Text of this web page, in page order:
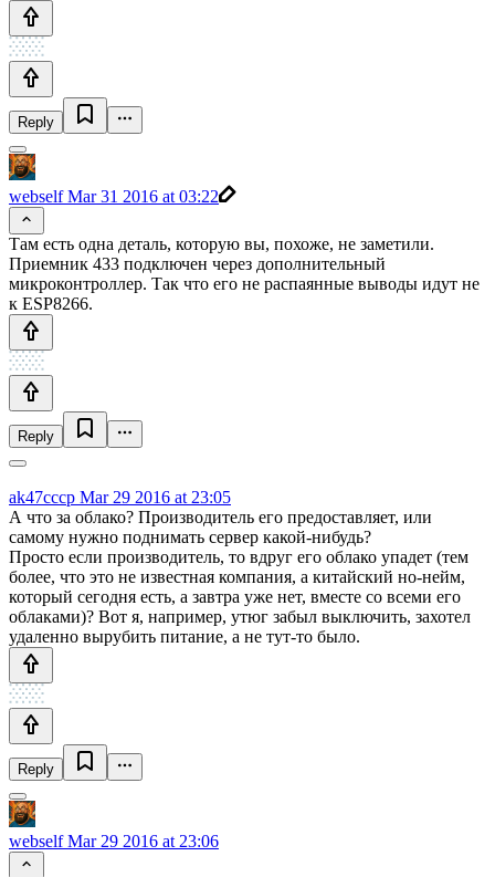
Reply
webselfMar 31 2016 at 03:22
Там есть одна деталь, которую вы, похоже, не заметили.
Приемник 433 подключен через дополнительный
микроконтроллер. Так что его не распаянные выводы идут не
к ESP8266.
Reply
ak47cccp Mar 29 2016 at 23:05
А что за облако? Производитель его предоставляет, или
самому нужно поднимать сервер какой-нибудь?
Просто если производитель, то вдруг его облако упадет (тем
более, что это не известная компания, а китайский но-нейм,
который сегодня есть, а завтра уже нет, вместе со всеми его
облаками)? Вот я, например, утюг забыл выключить, захотел
удаленно вырубить питание, а не тут-то было.
Reply
webselfMar 29 2016 at 23:06